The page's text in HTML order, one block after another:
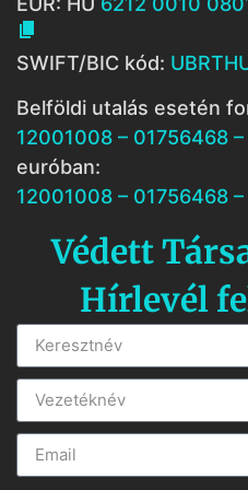

SWIFT/BIC kód:
Belföldi utalás esetén
12001008 – 01756468
euróban:
12001008 – 01756468
Védett
Hírlevél